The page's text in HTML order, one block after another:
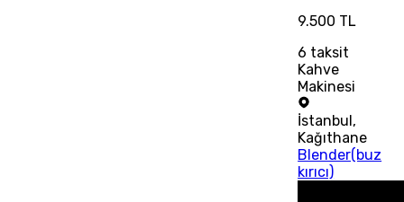
9.500 TL
6 taksit
Kahve
Makinesi
İstanbul ,
Kağıthane
Blender(buz
kırıcı)